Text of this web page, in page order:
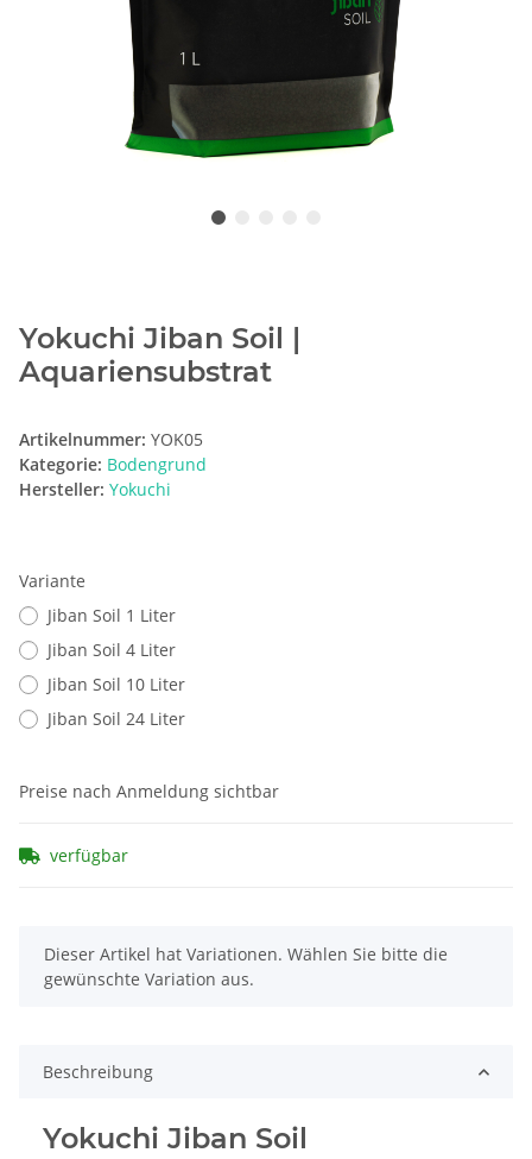
Yokuchi Jiban Soil |
Aquariensubstrat
Artikelnummer: YOK05
Kategorie: Bodengrund
Hersteller: Yokuchi
Variante
Jiban Soil 1 Liter
Jiban Soil 4 Liter
Jiban Soil 10 Liter
Jiban Soil 24 Liter
Preise nach Anmeldung sichtbar
verfügbar
x
Dieser Artikel hat Variationen. Wählen Sie bitte die
gewünschte Variation aus.
Beschreibung
Yokuchi Jiban Soil